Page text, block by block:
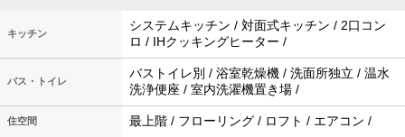
キッチン
システムキッチン / 対面式キッチン / 2口コン
ロ / IHクッキングヒーター /
バス・トイレ
バストイレ別 / 浴室乾燥機 / 洗面所独立 / 温水
洗浄便座 / 室内洗濯機置き場 /
住空間 最上階 / フローリング / ロフト / エアコン /